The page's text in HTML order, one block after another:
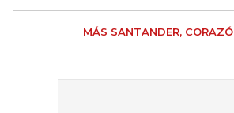
MÁS SANTANDER,